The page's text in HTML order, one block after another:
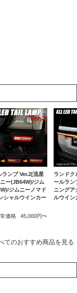
ンプ Ver.2[流星
ー(JB64W)/ジム
ジムニーノマド
シャルウインカー
価格
45,000円〜
ランドク
ールラン
ニングア
ルウイン
てのおすすめ商品を見る